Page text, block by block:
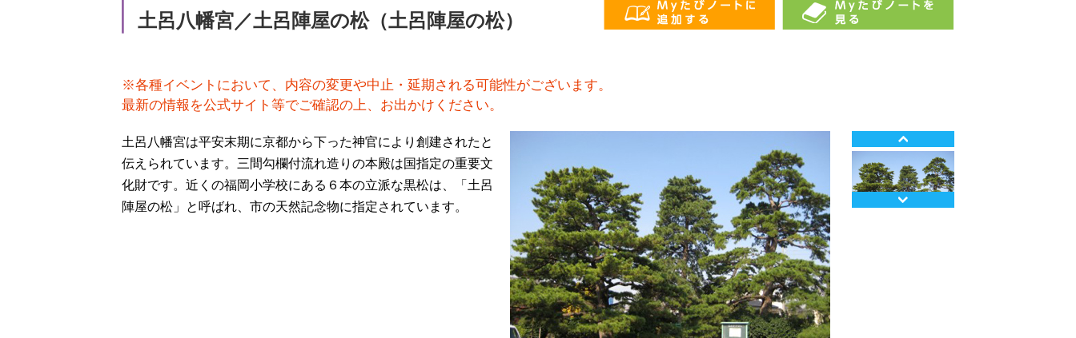
土呂八幡宮／土呂陣屋の松（土呂陣屋の松）
※各種イベントにおいて、内容の変更や中止・延期される可能性がございます。
最新の情報を公式サイト等でご確認の上、お出かけください。
土呂八幡宮は平安末期に京都から下った神官により創建されたと
伝えられています。三間勾欄付流れ造りの本殿は国指定の重要文
化財です。近くの福岡小学校にある６本の立派な黒松は、「土呂
陣屋の松」と呼ばれ、市の天然記念物に指定されています。